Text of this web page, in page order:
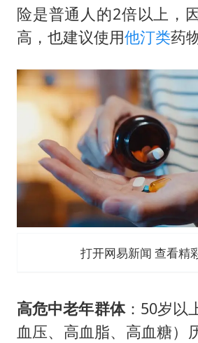
险是普通人的2倍以上，
高，也建议使用他汀类药
打开网易新闻 查看精
高危中老年群体：50岁以
血压、高血脂、高血糖）